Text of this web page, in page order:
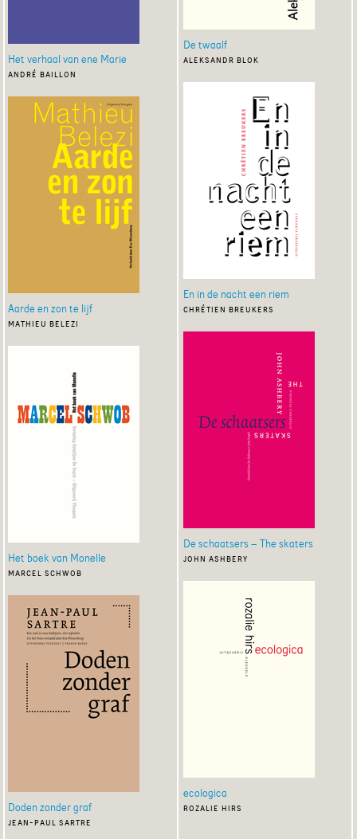
Het verhaal van ene Marie
andré baillon
Aarde en zon te lijf
mathieu belezi
Het boek van Monelle
marcel schwob
Doden zonder graf
jean-paul sartre
De twaalf
aleksandr blok
En in de nacht een riem
chrétien breukers
De schaatsers – The skaters
john ashbery
ecologica
rozalie hirs